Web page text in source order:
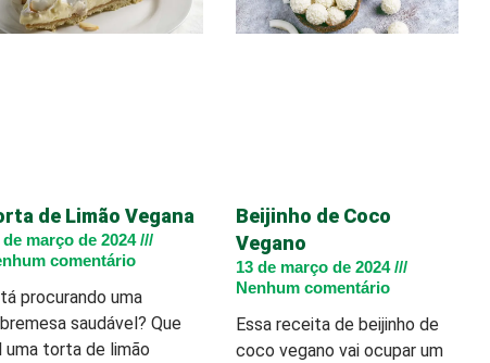
de Limão Vegana
de março de 2024
comentário
procurando uma
saudável? Que
uma torta de limão
Beijinho de Coco
Vegano
13 de março de 2024
Nenhum comentário
Essa receita de beijinho de
coco vegano vai ocupar um